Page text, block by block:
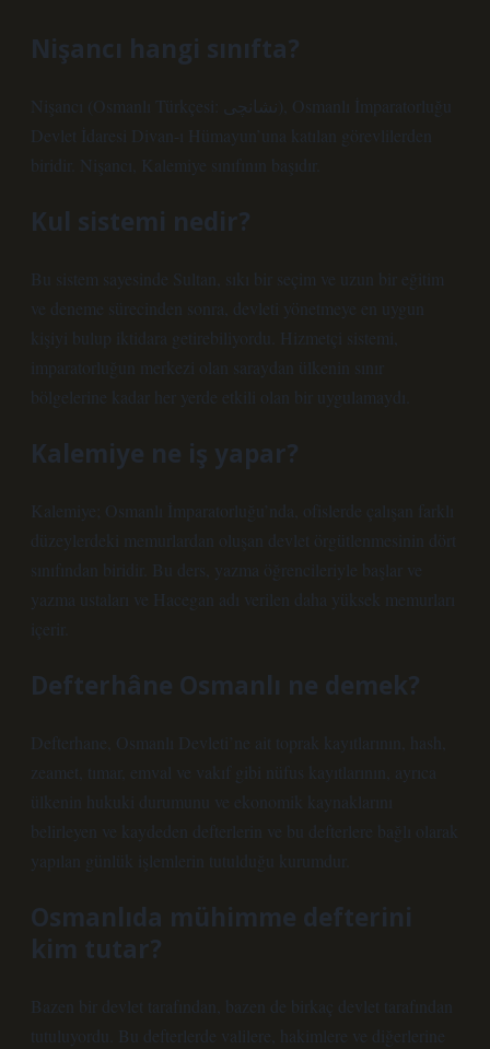
Nişancı hangi sınıfta?
Nişancı (Osmanlı Türkçesi: نشانچی), Osmanlı İmparatorluğu
Devlet İdaresi Divan-ı Hümayun’una katılan görevlilerden
biridir. Nişancı, Kalemiye sınıfının başıdır.
Kul sistemi nedir?
Bu sistem sayesinde Sultan, sıkı bir seçim ve uzun bir eğitim
ve deneme sürecinden sonra, devleti yönetmeye en uygun
kişiyi bulup iktidara getirebiliyordu. Hizmetçi sistemi,
imparatorluğun merkezi olan saraydan ülkenin sınır
bölgelerine kadar her yerde etkili olan bir uygulamaydı.
Kalemiye ne iş yapar?
Kalemiye; Osmanlı İmparatorluğu’nda, ofislerde çalışan farklı
düzeylerdeki memurlardan oluşan devlet örgütlenmesinin dört
sınıfından biridir. Bu ders, yazma öğrencileriyle başlar ve
yazma ustaları ve Hacegan adı verilen daha yüksek memurları
içerir.
Defterhâne Osmanlı ne demek?
Defterhane, Osmanlı Devleti’ne ait toprak kayıtlarının, hash,
zeamet, tımar, emval ve vakıf gibi nüfus kayıtlarının, ayrıca
ülkenin hukuki durumunu ve ekonomik kaynaklarını
belirleyen ve kaydeden defterlerin ve bu defterlere bağlı olarak
yapılan günlük işlemlerin tutulduğu kurumdur.
Osmanlıda mühimme defterini
kim tutar?
Bazen bir devlet tarafından, bazen de birkaç devlet tarafından
tutuluyordu. Bu defterlerde valilere, hakimlere ve diğerlerine